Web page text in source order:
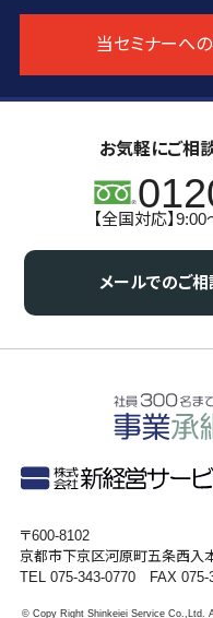
当セミナーへ
お気軽にご相
【全国対応】9:00
メールでのご相
〒600-8102
京都市下京区河原町五条西入
TEL 075-343-0770 FAX 075-
© Copy Right Shinkeiei Service Co.,Ltd.